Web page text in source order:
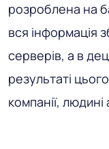
розроблена на
вся інформація
серверів, а в
результаті
компанії, людині